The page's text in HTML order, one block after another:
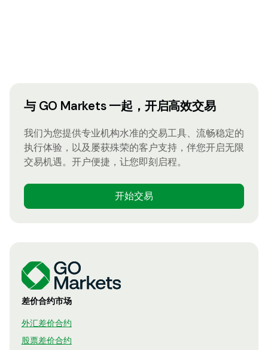
与 GO Markets 一起，开启高效交易
我们为您提供专业机构水准的交易工具、流畅稳定的
执行体验，以及屡获殊荣的客户支持，伴您开启无限
交易机遇。开户便捷，让您即刻启程。
开始交易
差价合约市场
外汇差价合约
股票差价合约